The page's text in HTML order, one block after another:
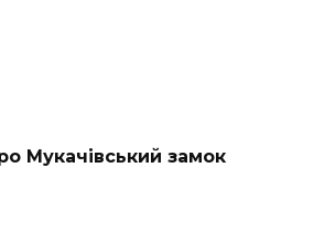
Мукачівський замок